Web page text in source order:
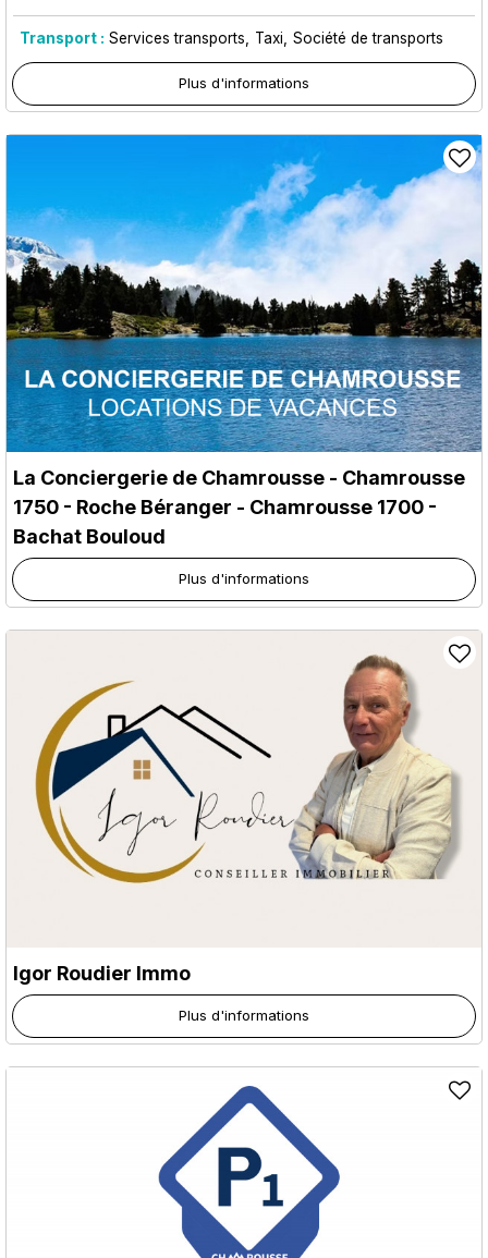
Transport : Services transports Taxi Société de transports
Plus d'informations
La Conciergerie de Chamrousse - Chamrousse
1750 - Roche Béranger - Chamrousse 1700 -
Bachat Bouloud
Plus d'informations
Igor Roudier Immo
Plus d'informations